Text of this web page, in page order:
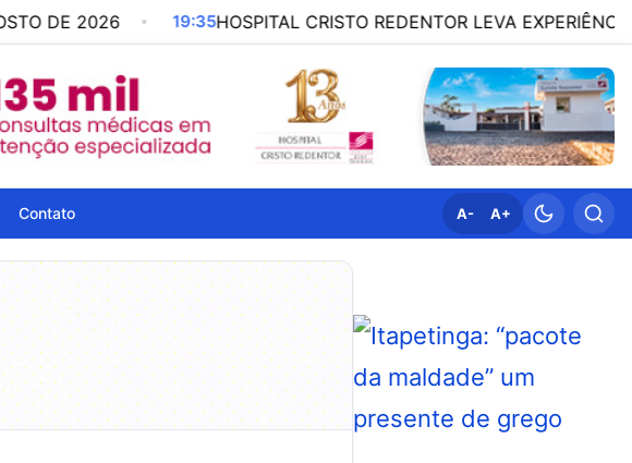
19:35HOSPITAL CRISTO REDENTOR LEVA EXPERIÊNCIA EM
Contato A- A+